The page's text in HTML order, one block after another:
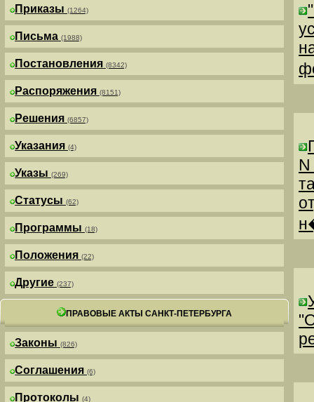
Приказы (1264)
Письма (1988)
Постановления (8342)
Распоряжения (8151)
Решения (6857)
Указания (4)
Указы (269)
Статусы (62)
Программы (18)
Положения (22)
Другие (237)
ПРАВОВЫЕ АКТЫ САНКТ-ПЕТЕРБУРГА
Законы (826)
Соглашения (6)
Протоколы (4)